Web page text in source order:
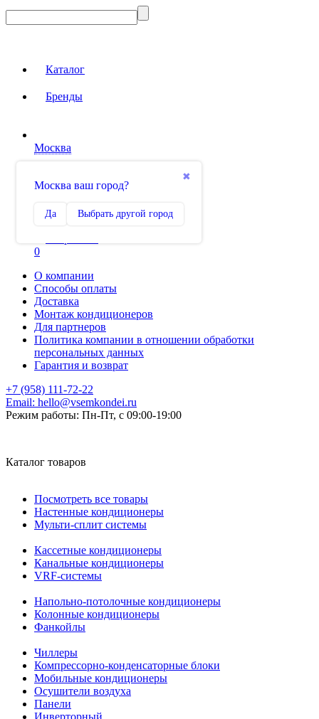
Каталог
Бренды
Москва
✖
Москва ваш город?
Да Выбрать другой город
Сравнение
0
О компании
Способы оплаты
Доставка
Монтаж кондиционеров
Для партнеров
Политика компании в отношении обработки
персональных данных
Гарантия и возврат
+7 (958) 111-72-22
Email: hello@vsemkondei.ru
Режим работы: Пн-Пт, с 09:00-19:00
Каталог товаров
Посмотреть все товары
Настенные кондиционеры
Мульти-сплит системы
Кассетные кондиционеры
Канальные кондиционеры
VRF-системы
Напольно-потолочные кондиционеры
Колонные кондиционеры
Фанкойлы
Чиллеры
Компрессорно-конденсаторные блоки
Мобильные кондиционеры
Осушители воздуха
Панели
Инверторный